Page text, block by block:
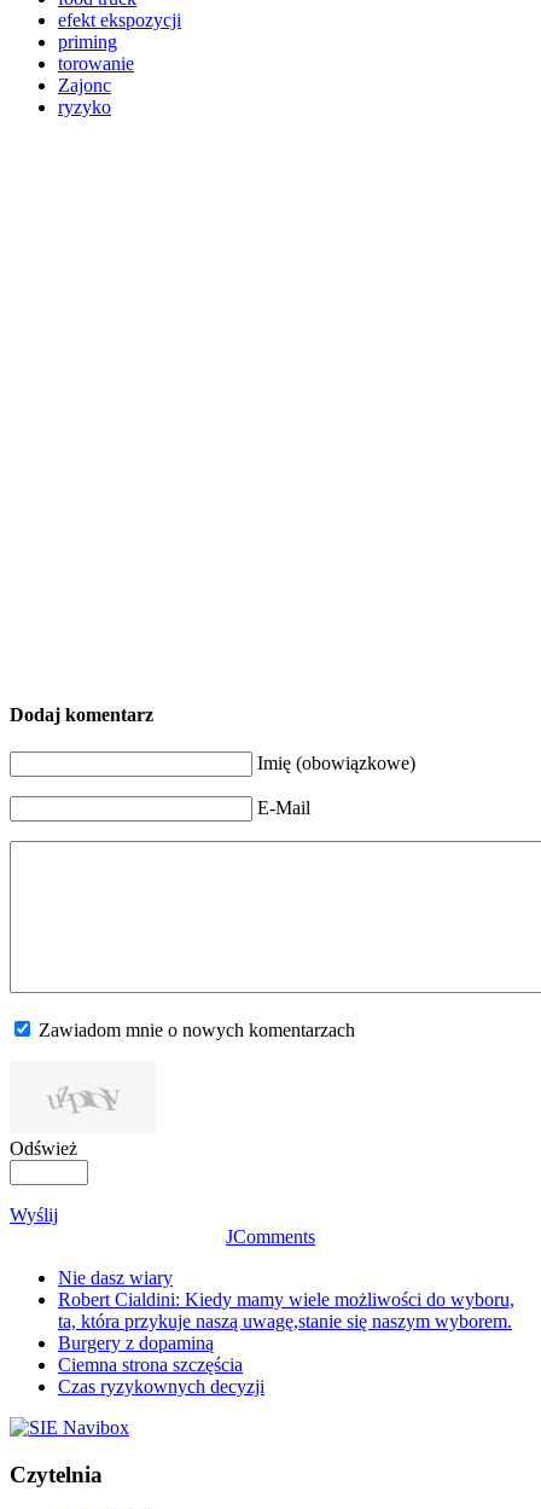
efekt ekspozycji
priming
torowanie
Zajonc
ryzyko
Dodaj komentarz
Imię (obowiązkowe)
E-Mail
Zawiadom mnie o nowych komentarzach
Odśwież
Wyślij
JComments
Nie dasz wiary
Robert Cialdini: Kiedy mamy wiele możliwości do wyboru,
ta, która przykuje naszą uwagę,stanie się naszym wyborem.
Burgery z dopaminą
Ciemna strona szczęścia
Czas ryzykownych decyzji
Czytelnia